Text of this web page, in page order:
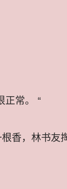
正常。 “
香，林书友